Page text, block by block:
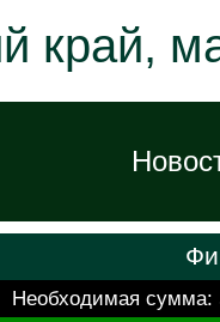
край,
Необходимая сумма: